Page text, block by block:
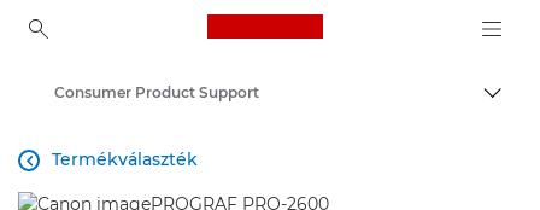
Canon Logo, back to
Consumer Product Support
Termékválaszték
